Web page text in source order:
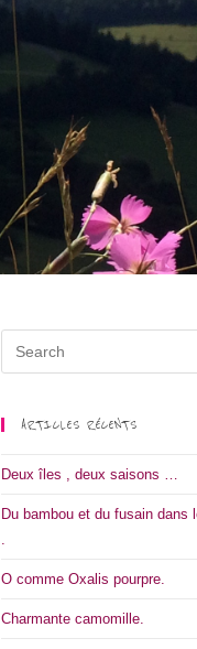
ARTICLES RÉCENTS
Deux îles , deux saisons …
Du bambou et du fusain dans
.
O comme Oxalis pourpre.
Charmante camomille.